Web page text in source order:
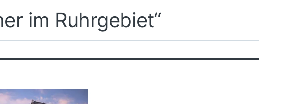
im Ruhrgebiet“